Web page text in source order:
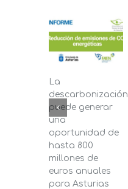
La
descarbonización
puede generar
una
oportunidad de
hasta 800
millones de
euros anuales
para Asturias